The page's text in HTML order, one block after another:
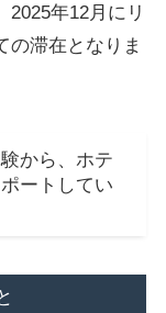
年12月にリ
の滞在となりま
から、ホテ
ートしてい